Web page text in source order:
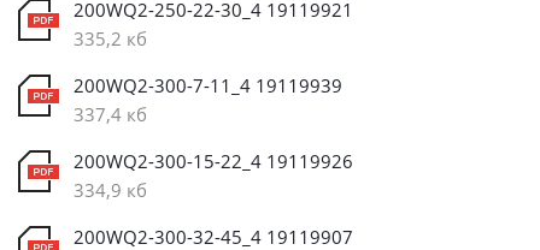
200WQ2-250-22-30_4 19119921
335,2 кб
200WQ2-300-7-11_4 19119939
337,4 кб
200WQ2-300-15-22_4 19119926
334,9 кб
200WQ2-300-32-45_4 19119907